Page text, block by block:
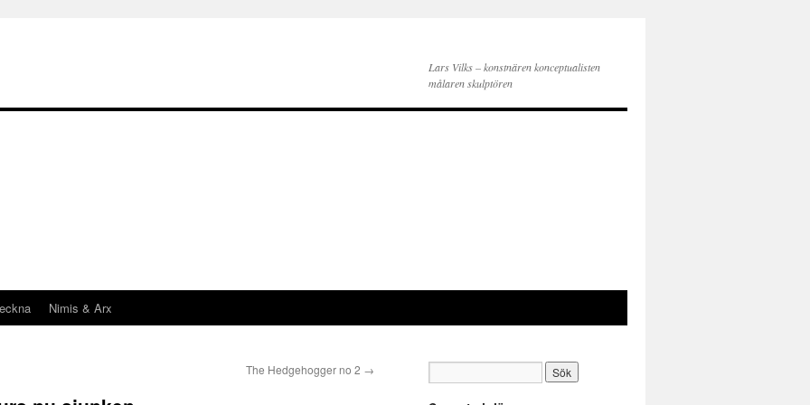
Lars Vilks – konstnären konceptualisten
målaren skulptören
Nimis & Arx
The Hedgehogger no 2 →